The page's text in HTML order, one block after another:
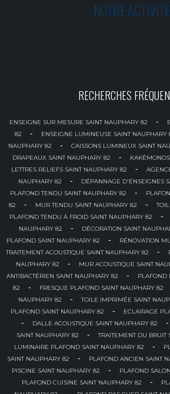
NOTRE ACTIVITÉ
RECHERCHES
ENSEIGNE SUR MESURE SAINT NAUPHARY 82 -
82
- ENSEIGNE LUMINEUSE SAINT NAUPHARY
NAUPHARY 82
- CAISSONS LUMINEUX SAINT
DRAPEAUX SAINT NAUPHARY 82
-
LETTRES RELIEFS SAINT NAUPHARY 82 -
NAUPHARY 82
- DÉPANNAGE D'ENSEIGNES
PLAFOND TENDU SAINT NAUPHARY 82 -
82
- MUR TENDU SAINT NAUPHARY 82 -
PLAFOND TENDU À FROID SAINT NAUPHARY 82 -
NAUPHARY 82
- DÉCORATION SAINT
PLAFOND SAINT NAUPHARY 82
- RÉNOVATION
TRAITEMENT ACOUSTIQUE SAINT NAUPHARY 82 -
NAUPHARY 82
- MUR ACOUSTIQUE SAINT
ANTIBACTÉRIEN SAINT NAUPHARY 82
-
PLAFOND
82
- FRESQUE PLAFOND SAINT NAUPHARY 82
NAUPHARY 82
- TOILE IMPRIMÉE SAINT
PLAFOND SAINT NAUPHARY 82
- ECLAIRAGE
- DALLE ACOUSTIQUE SAINT NAUPHARY 82 -
SAINT NAUPHARY 82
- TRAITEMENT DU BRUIT
LUMINAIRE PLAFOND SAINT NAUPHARY 82 -
SAINT NAUPHARY 82
- PLAFOND ANCIEN SAINT
PISCINE SAINT NAUPHARY 82
- PLAFOND
PLAFOND CUISINE SAINT NAUPHARY 82 -